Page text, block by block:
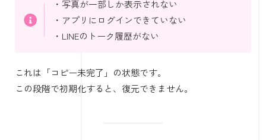
・写真が一部しか表示されない
・アプリにログインできていない
・LINEのトーク履歴がない
これは「コピー未完了」の状態です。
この段階で初期化すると、復元できません。